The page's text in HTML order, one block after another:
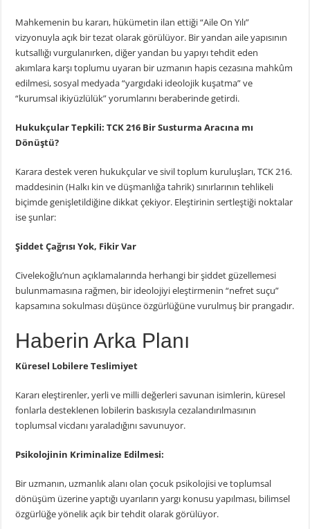
Mahkemenin bu kararı, hükümetin ilan ettiği “Aile On Yılı”
vizyonuyla açık bir tezat olarak görülüyor. Bir yandan aile yapısının
kutsallığı vurgulanırken, diğer yandan bu yapıyı tehdit eden
akımlara karşı toplumu uyaran bir uzmanın hapis cezasına mahkûm
edilmesi, sosyal medyada “yargıdaki ideolojik kuşatma” ve
“kurumsal ikiyüzlülük” yorumlarını beraberinde getirdi.
Hukukçular Tepkili: TCK 216 Bir Susturma Aracına mı
Dönüştü?
Karara destek veren hukukçular ve sivil toplum kuruluşları, TCK 216.
maddesinin (Halkı kin ve düşmanlığa tahrik) sınırlarının tehlikeli
biçimde genişletildiğine dikkat çekiyor. Eleştirinin sertleştiği noktalar
ise şunlar:
Şiddet Çağrısı Yok, Fikir Var
Civelekoğlu’nun açıklamalarında herhangi bir şiddet güzellemesi
bulunmamasına rağmen, bir ideolojiyi eleştirmenin “nefret suçu”
kapsamına sokulması düşünce özgürlüğüne vurulmuş bir prangadır.
Haberin Arka Planı
Küresel Lobilere Teslimiyet
Kararı eleştirenler, yerli ve milli değerleri savunan isimlerin, küresel
fonlarla desteklenen lobilerin baskısıyla cezalandırılmasının
toplumsal vicdanı yaraladığını savunuyor.
Psikolojinin Kriminalize Edilmesi:
Bir uzmanın, uzmanlık alanı olan çocuk psikolojisi ve toplumsal
dönüşüm üzerine yaptığı uyarıların yargı konusu yapılması, bilimsel
özgürlüğe yönelik açık bir tehdit olarak görülüyor.